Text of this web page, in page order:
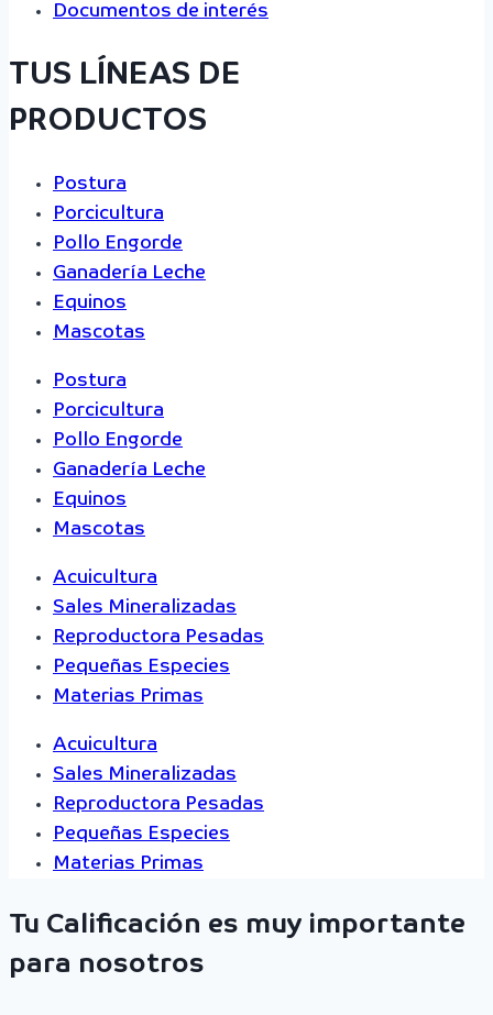
Documentos de interés
TUS LÍNEAS DE
PRODUCTOS
Postura
Porcicultura
Pollo Engorde
Ganadería Leche
Equinos
Mascotas
Postura
Porcicultura
Pollo Engorde
Ganadería Leche
Equinos
Mascotas
Acuicultura
Sales Mineralizadas
Reproductora Pesadas
Pequeñas Especies
Materias Primas
Acuicultura
Sales Mineralizadas
Reproductora Pesadas
Pequeñas Especies
Materias Primas
Tu Calificación es muy importante
para nosotros